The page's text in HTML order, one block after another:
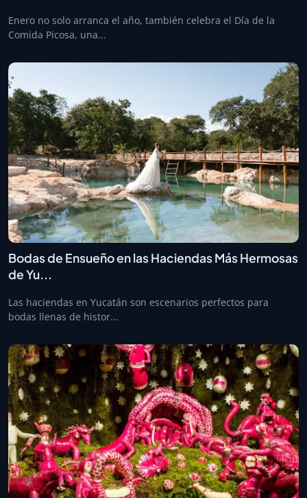
Enero no solo arranca el año, también celebra el Día de la
Comida Picosa, una...
Bodas de Ensueño en las Haciendas Más Hermosas
de Yu...
Las haciendas en Yucatán son escenarios perfectos para
bodas llenas de histor...